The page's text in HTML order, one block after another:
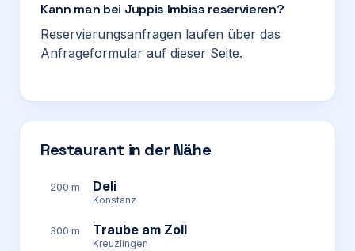
Kann man bei Juppis Imbiss reservieren?
Reservierungsanfragen laufen über das
Anfrageformular auf dieser Seite.
Restaurant in der Nähe
200 m Deli
Konstanz
300 m Traube am Zoll
Kreuzlingen